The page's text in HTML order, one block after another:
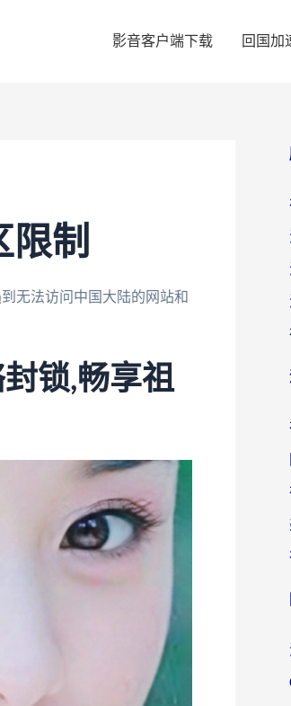
影音客户端下载 回国加
限制
无法访问中国大陆的网站和
锁,畅享祖